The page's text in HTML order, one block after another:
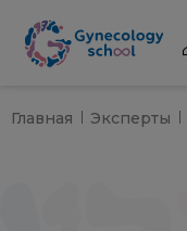
Главная Эксперты